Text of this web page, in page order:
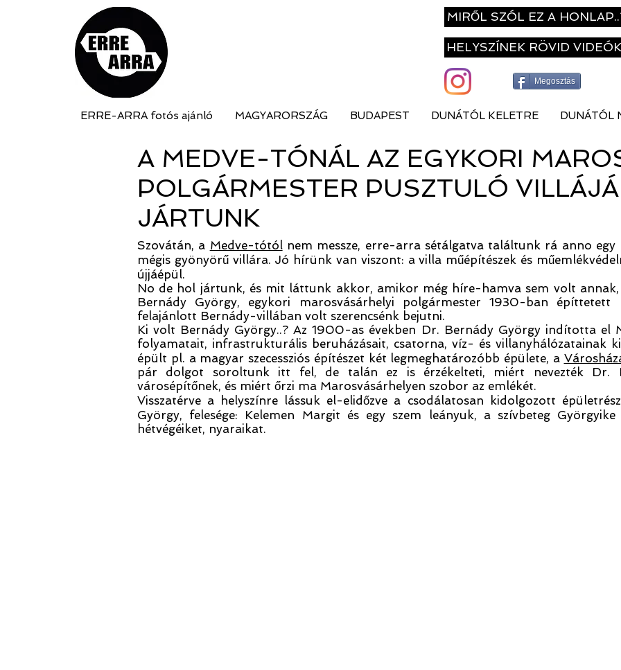
MIRŐL SZÓL EZ A
HELYSZÍNEK RÖVID
Megosztás
ERRE-ARRA fotós ajánló MAGYARORSZÁG BUDAPEST DUNÁTÓL KELETRE DUNÁTÓL
A MEDVE-TÓNÁL AZ EGYKORI
POLGÁRMESTER PUSZTULÓ
JÁRTUNK
Szovátán, a Medve-tótólnem messze, erre-arra sétálgatva találtunk rá anno egy
mégis gyönyörű villára. Jó hírünk van viszont: a villa műépítészek és
újjáépül.
No de hol jártunk, és mit láttunk akkor, amikor még híre-hamva sem volt
Bernády György, egykori marosvásárhelyi polgármester 1930-ban építtetett
felajánlott Bernády-villában volt szerencsénk bejutni.
Ki volt Bernády György..? Az 1900-as években Dr. Bernády György indította el
folyamatait, infrastrukturális beruházásait, csatorna, víz- és villanyhálózatainak
épült pl. a magyar szecessziós építészet két legmeghatározóbb épülete, a
pár dolgot soroltunk itt fel, de talán ez is érzékelteti, miért nevezték Dr.
városépítőnek, és miért őrzi ma Marosvásárhelyen szobor az emlékét.
Visszatérve a helyszínre lássuk el-elidőzve a csodálatosan kidolgozott
György, felesége: Kelemen Margit és egy szem leányuk, a szívbeteg
hétvégéiket, nyaraikat.